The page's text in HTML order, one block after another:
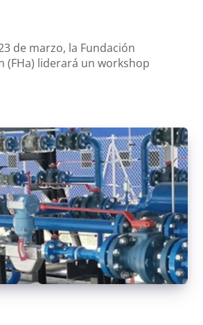
de marzo, la Fundación
(FHa) liderará un workshop